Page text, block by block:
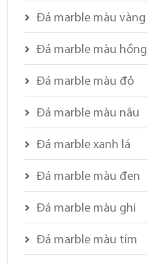
Đá marble màu vàng
Đá marble màu hồng
Đá marble màu đỏ
Đá marble màu nâu
Đá marble xanh lá
Đá marble màu đen
Đá marble màu ghi
Đá marble màu tím